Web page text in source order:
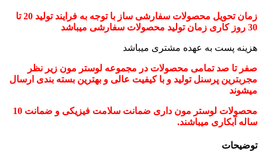
زمان تحویل محصولات سفارشی ساز با توجه به فرایند تولید 20 تا
30 روز کاری زمان تولید محصولات سفارشی میباشد
هزینه پست به عهده مشتری میباشد
صفر تا صد تمامی محصولات در مجموعه لوستر مون زیر نظر
مجربترین پرسنل تولید و با کیفیت عالی و بهترین بسته بندی ارسال
میشوند
محصولات لوستر مون داری ضمانت سلامت فیزیکی و ضمانت 10
ساله آبکاری میباشند.
توضیحات